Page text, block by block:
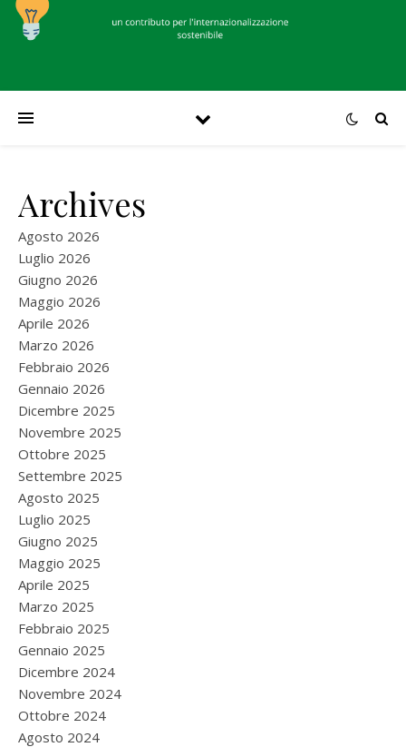
Archives
Agosto 2026
Luglio 2026
Giugno 2026
Maggio 2026
Aprile 2026
Marzo 2026
Febbraio 2026
Gennaio 2026
Dicembre 2025
Novembre 2025
Ottobre 2025
Settembre 2025
Agosto 2025
Luglio 2025
Giugno 2025
Maggio 2025
Aprile 2025
Marzo 2025
Febbraio 2025
Gennaio 2025
Dicembre 2024
Novembre 2024
Ottobre 2024
Agosto 2024